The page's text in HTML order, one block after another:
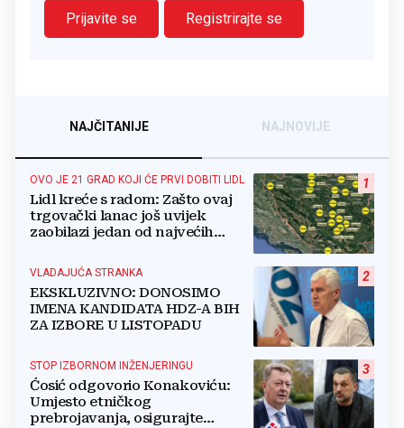
Prijavite se
Registrirajte se
NAJČITANIJE NAJNOVIJE
1
OVO JE 21 GRAD KOJI ĆE PRVI DOBITI LIDL
Lidl kreće s radom: Zašto ovaj
trgovački lanac još uvijek
zaobilazi jedan od najvećih
2
VLADAJUĆA STRANKA
EKSKLUZIVNO: DONOSIMO
IMENA KANDIDATA HDZ-A BIH
ZA IZBORE U LISTOPADU
3
STOP IZBORNOM INŽENJERINGU
Ćosić odgovorio Konakoviću:
Umjesto etničkog
prebrojavanja, osigurajte